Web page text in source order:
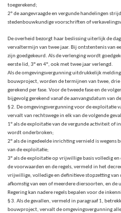
toegerekend;
2° de aangevraagde en vergunde handelingen
stedenbouwkundige voorschriften of
De overheid bezorgt haar beslissing uiterlijk de
vervaltermijn van twee jaar. Bij ontstentenis van
zijn goedgekeurd. Als de verlenging wordt
eerste lid, 3° en 4°, ook met twee jaar verlengd.
Als de omgevingsvergunning uitdrukkelijk
bouwproject, worden de termijnen van twee,
gerekend per fase. Voor de tweede fase en de
bijgevolg gerekend vanaf de aanvangsdatum van
§ 2. De omgevingsvergunning voor de exploitatie
vervalt van rechtswege in elk van de volgende
1° als de exploitatie van de vergunde activiteit of
wordt onderbroken;
2° als de ingedeelde inrichting vernield is
van de exploitatie;
3° als de exploitatie op vrijwillige basis volledig
de voorwaarden en de regels, vermeld in het
vrijwillige, volledige en definitieve stopzetting van
afkomstig van een of meerdere diersoorten, en de
Regering kan nadere regels bepalen voor de
§ 3. Als de gevallen, vermeld in paragraaf 1,
bouwproject, vervalt de omgevingsvergunning